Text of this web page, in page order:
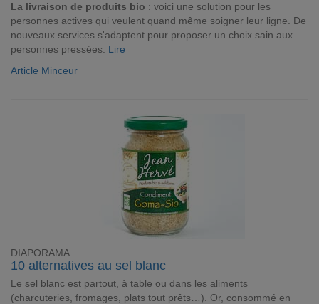
La livraison de produits bio : voici une solution pour les
personnes actives qui veulent quand même soigner leur ligne. De
nouveaux services s'adaptent pour proposer un choix sain aux
personnes pressées. Lire
Article Minceur
DIAPORAMA
10 alternatives au sel blanc
Le sel blanc est partout, à table ou dans les aliments
(charcuteries, fromages, plats tout prêts…). Or, consommé en